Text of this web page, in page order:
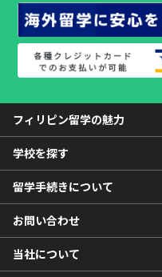
フィリピン留学の魅力
学校を探す
留学手続きについて
お問い合わせ
当社について